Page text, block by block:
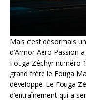
Mais c’est désormais
d’Armor Aéro Passion
Fouga Zéphyr numéro
grand frère le Fouga
développé. Le Fouga
d’entraînement qui a